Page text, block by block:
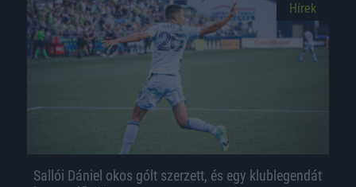
Hírek
Sallói Dániel okos gólt szerzett, és egy klublegendát